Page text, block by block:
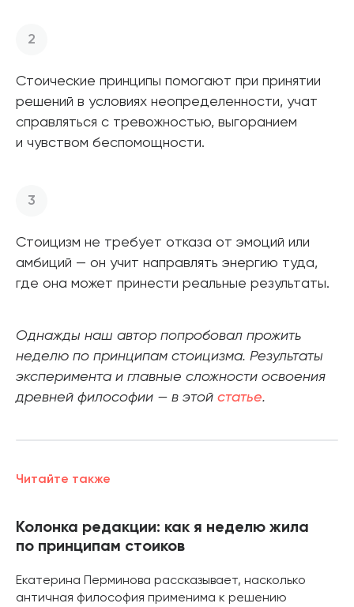
Стоические принципы помогают при принятии
решений в условиях неопределенности, учат
справляться с тревожностью, выгоранием
и чувством беспомощности.
Стоицизм не требует отказа от эмоций или
амбиций — он учит направлять энергию туда,
где она может принести реальные результаты.
Однажды наш автор попробовал прожить
неделю по принципам стоицизма. Результаты
эксперимента и главные сложности освоения
древней философии — в этой статье.
Читайте также
Колонка редакции: как я неделю жила
по принципам стоиков
Екатерина Перминова рассказывает, насколько
античная философия применима к решению